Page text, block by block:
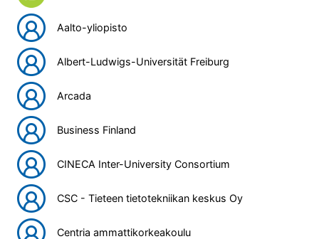
Aalto-yliopisto
Albert-Ludwigs-Universität Freiburg
Arcada
Business Finland
CINECA Inter-University Consortium
CSC - Tieteen tietotekniikan keskus Oy
Centria ammattikorkeakoulu